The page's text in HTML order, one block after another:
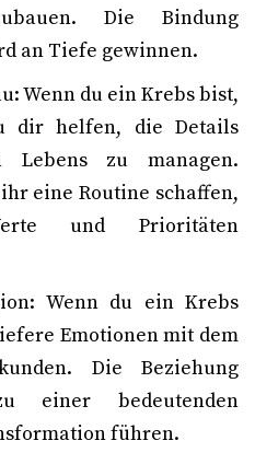
Die Bindung
an Tiefe gewinnen.
Wenn du ein Krebs bist,
dir helfen, die Details
Lebens zu managen.
eine Routine schaffen,
und Prioritäten
Wenn du ein Krebs
Emotionen mit dem
Die Beziehung
einer bedeutenden
führen.